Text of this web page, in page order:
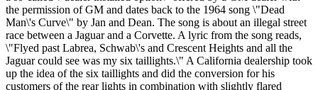
the permission of GM and dates back to the 1964 song \"Dead
Man\'s Curve\" by Jan and Dean. The song is about an illegal street
race between a Jaguar and a Corvette. A lyric from the song reads,
\"Flyed past Labrea, Schwab\'s and Crescent Heights and all the
Jaguar could see was my six taillights.\" A California dealership took
up the idea of the six taillights and did the conversion for his
customers of the rear lights in combination with slightly flared